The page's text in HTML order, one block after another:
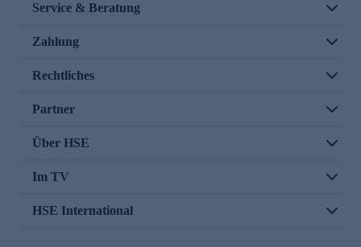
Service & Beratung
Zahlung
Rechtliches
Partner
Über HSE
Im TV
HSE International